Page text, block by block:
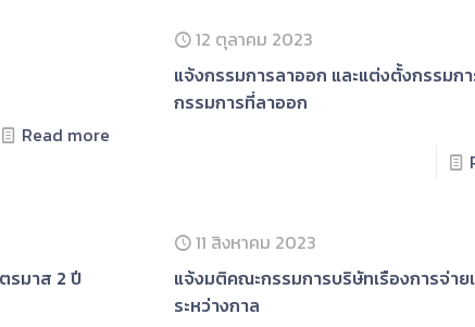
Read more
12 ตุลาคม 2023
แจ้งกรรมการลาออก และแต่งตั้งกรรมก
กรรมการที่ลาออก
รมาส 2 ปี
11 สิงหาคม 2023
แจ้งมติคณะกรรมการบริษัทเรืองการจ่าย
ระหว่างกาล